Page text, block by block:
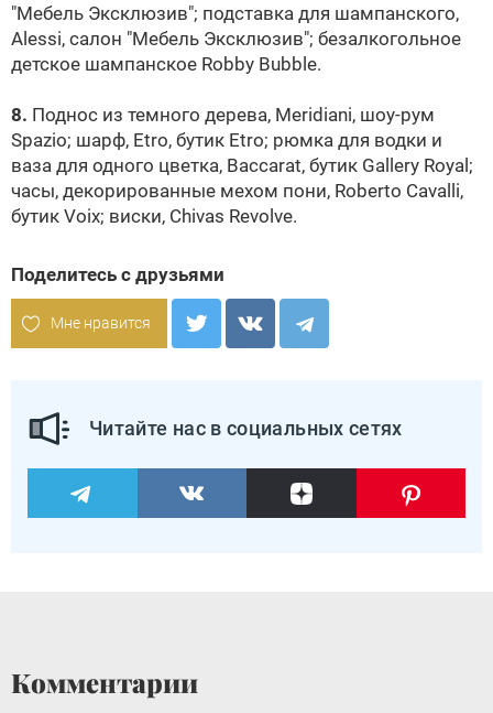
"Мебель Эксклюзив"; подставка для шампанского,
Alessi, салон "Мебель Эксклюзив"; безалкогольное
детское шампанское Robby Bubble.
8. Поднос из темного дерева, Meridiani, шоу-рум
Spazio; шарф, Etro, бутик Etro; рюмка для водки и
ваза для одного цветка, Baccarat, бутик Gallery Royal;
часы, декорированные мехом пони, Roberto Cavalli,
бутик Voix; виски, Chivas Revolve.
Поделитесь с друзьями
Мне нравится
Читайте нас в социальных сетях
Комментарии